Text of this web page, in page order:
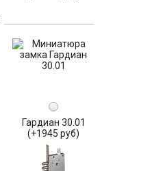
Гардиан 30.01
(+1945 руб)